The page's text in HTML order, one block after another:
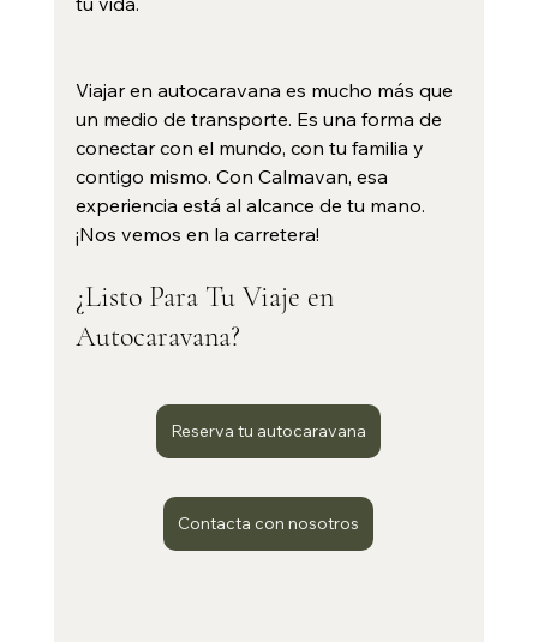
Viajar en autocaravana es mucho más que
un medio de transporte. Es una forma de
conectar con el mundo, con tu familia y
contigo mismo. Con Calmavan, esa
experiencia está al alcance de tu mano.
¡Nos vemos en la carretera!
¿Listo Para Tu Viaje en
Autocaravana?
Reserva tu autocaravana
Contacta con nosotros